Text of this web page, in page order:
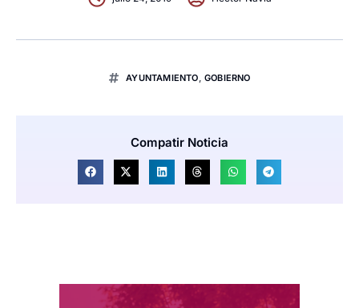
AYUNTAMIENTO ,GOBIERNO
Compatir Noticia